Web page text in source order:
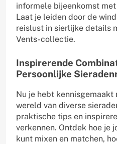
informele bijeenkomst
Laat je leiden door de
reislust in sierlijke details
Vents-collectie.
Inspirerende
Persoonlijke
Nu je hebt
wereld van diverse
praktische tips en
verkennen. Ontdek hoe je
kunt mixen en matchen,